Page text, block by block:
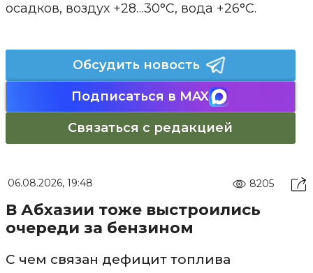
осадков, воздух +28…30°С, вода +26°С.
Обсудить новость
Подписаться в MAX
Связаться с редакцией
06.08.2026, 19:48 8205
В Абхазии тоже выстроились
очереди за бензином
С чем связан дефицит топлива